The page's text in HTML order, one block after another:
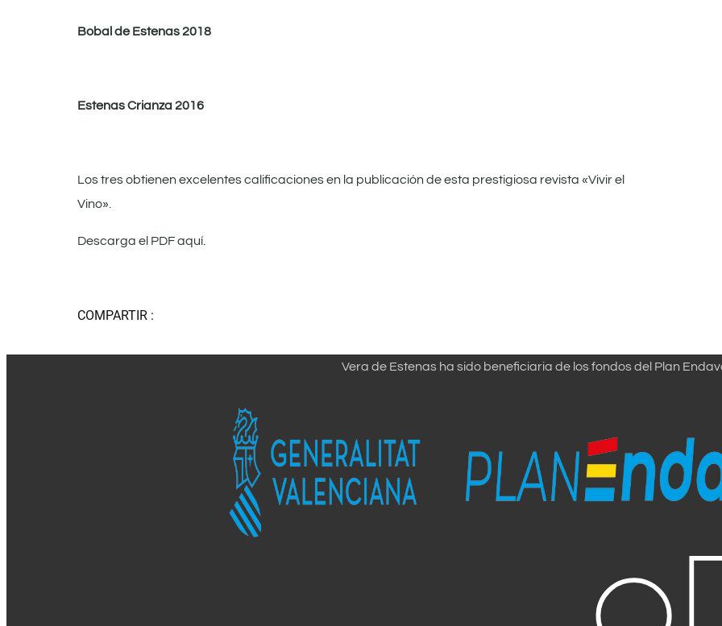
Bobal de Estenas 2018
Estenas Crianza 2016
Los tres obtienen excelentes calificaciones en la publicación de esta prestigiosa revista «Vivir el
Vino».
Descarga el PDF aquí.
COMPARTIR :
Vera de Estenas ha sido beneficiaria de los fondos del Plan